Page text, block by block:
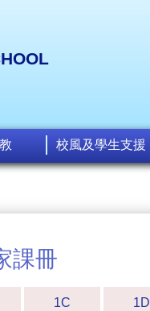
校風及學生支援
課冊
1C 1D